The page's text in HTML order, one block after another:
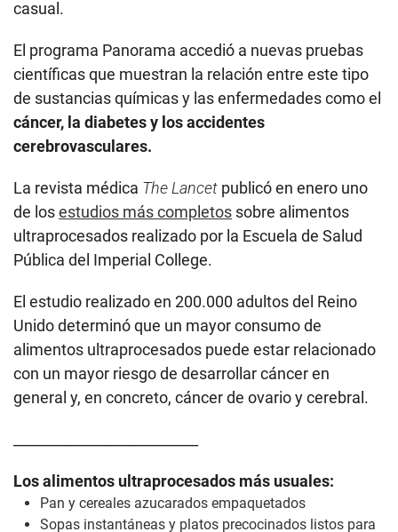
casual.
El programa Panorama accedió a nuevas pruebas
científicas que muestran la relación entre este tipo
de sustancias químicas y las enfermedades como el
cáncer, la diabetes y los accidentes
cerebrovasculares.
La revista médica The Lancet publicó en enero uno
de losestudios más completos sobre alimentos
ultraprocesados realizado por la Escuela de Salud
Pública del Imperial College.
El estudio realizado en 200.000 adultos del Reino
Unido determinó que un mayor consumo de
alimentos ultraprocesados puede estar relacionado
con un mayor riesgo de desarrollar cáncer en
general y, en concreto, cáncer de ovario y cerebral.
Los alimentos ultraprocesados más usuales:
Pan y cereales azucarados empaquetados
Sopas instantáneas y platos precocinados listos para